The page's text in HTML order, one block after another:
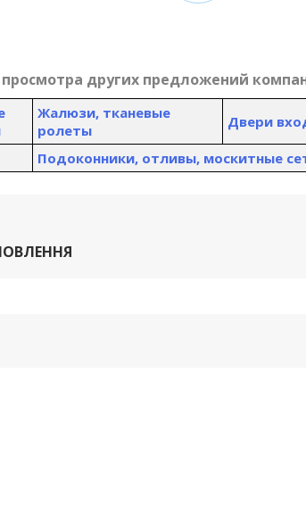
других предложений
Жалюзи, тканевые
ролеты
Двери
Подоконники, отливы, москитные